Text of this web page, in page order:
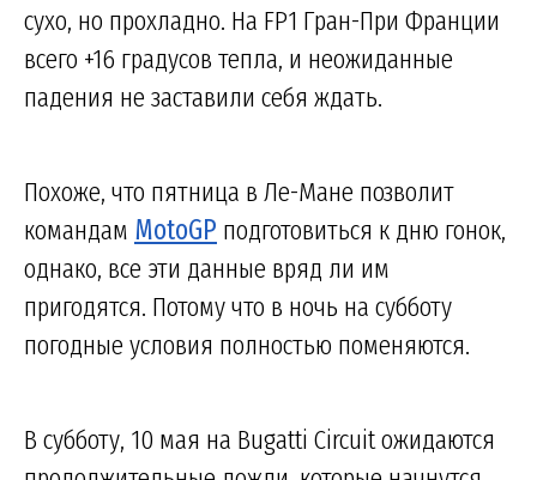
сухо, но прохладно. На FP1 Гран-При Франции
всего +16 градусов тепла, и неожиданные
падения не заставили себя ждать.
Похоже, что пятница в Ле-Мане позволит
командам MotoGP подготовиться к дню гонок,
однако, все эти данные вряд ли им
пригодятся. Потому что в ночь на субботу
погодные условия полностью поменяются.
В субботу, 10 мая на Bugatti Circuit ожидаются